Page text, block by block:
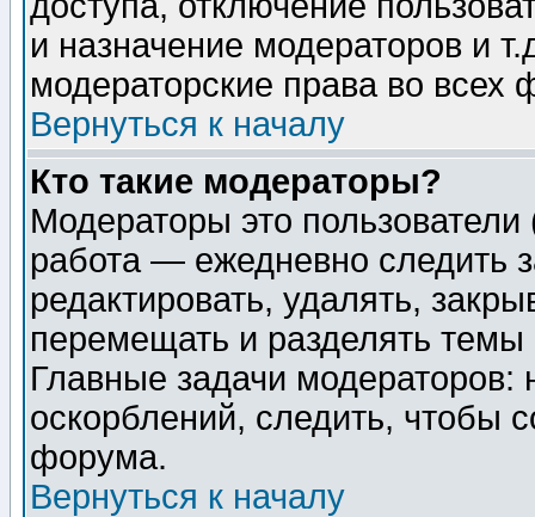
и назначение модераторов и
модераторские права во всех
Вернуться к началу
Кто такие модераторы?
Модераторы это
работа — ежедневно следить
редактировать, удалять,
перемещать и разделять
Главные задачи
оскорблений, следить, чтобы
форума.
Вернуться к началу